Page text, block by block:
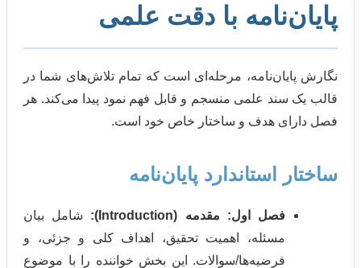
با دقت علمی
مرحله‌ای است که تمام تلاش‌های شما در
علمی منسجم و قابل فهم نمود پیدا می‌کند. هر
هدف و ساختار خاص خود است.
پایان‌نامه
فصل اول: مقدمه (Introduction):
شامل بیان
مسئله، اهمیت تحقیق، اهداف کلی و جزئی، و
فرضیه‌ها/سوالات. این بخش خواننده را با موضوع